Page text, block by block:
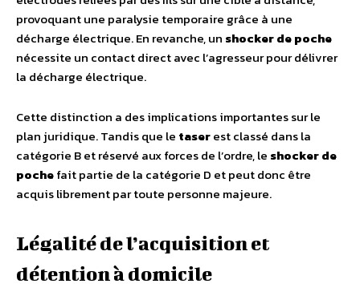
provoquant une paralysie temporaire grâce à une
décharge électrique. En revanche, un shocker de poche
nécessite un contact direct avec l’agresseur pour délivrer
la décharge électrique.
Cette distinction a des implications importantes sur le
plan juridique. Tandis que le taserest classé dans la
catégorie B et réservé aux forces de l’ordre, le shocker de
pochefait partie de la catégorie D et peut donc être
acquis librement par toute personne majeure.
Légalité de l’acquisition et
détention à domicile